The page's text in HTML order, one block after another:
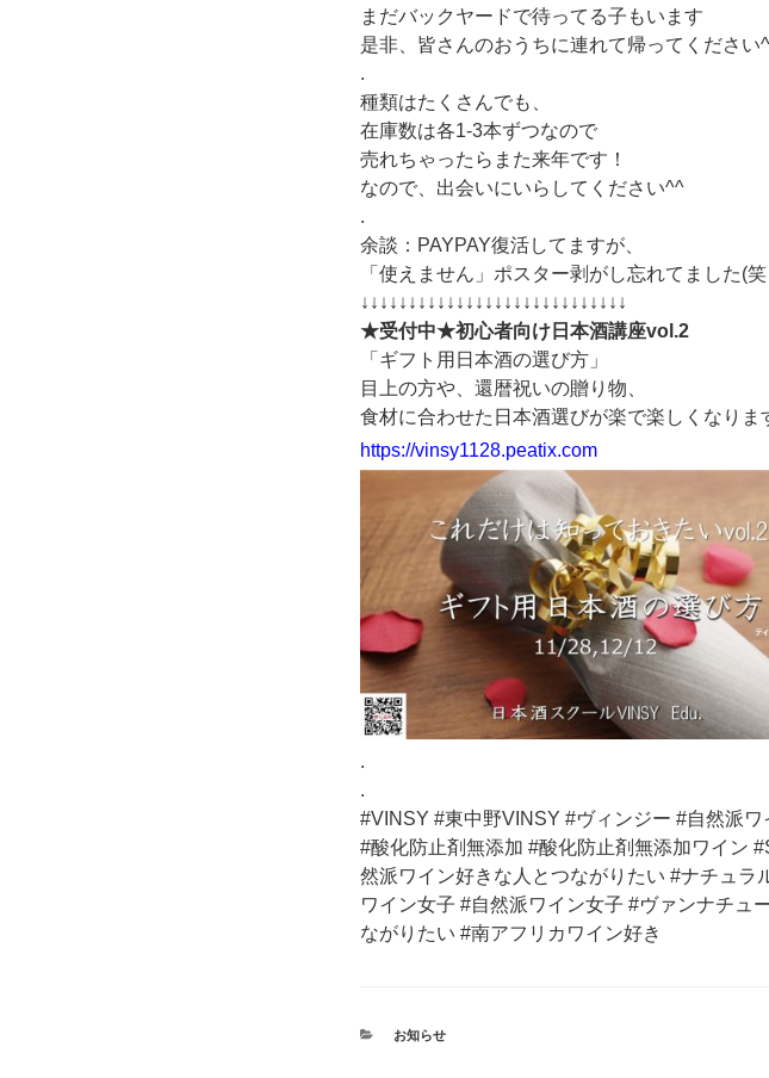
まだバックヤードで待ってる子もいます
是非、皆さんのおうちに連れて帰ってください
.
種類はたくさんでも、
在庫数は各1-3本ずつなので
売れちゃったらまた来年です！
なので、出会いにいらしてください^^
.
余談：PAYPAY復活してますが、
「使えません」ポスター剥がし忘れてました(笑
↓↓↓↓↓↓↓↓↓↓↓↓↓↓↓↓↓↓↓↓↓↓↓↓↓↓↓↓
★受付中★初心者向け日本酒講座vol.2
「ギフト用日本酒の選び方」
目上の方や、還暦祝いの贈り物、
食材に合わせた日本酒選びが楽で楽しくなりま
https://vinsy1128.peatix.com
.
.
#VINSY #東中野VINSY #ヴィンジー #自然派ワ
#酸化防止剤無添加 #酸化防止剤無添加ワイン
然派ワイン好きな人とつながりたい #ナチュ
ワイン女子 #自然派ワイン女子 #ヴァンナチュ
ながりたい #南アフリカワイン好き
カ
お知らせ